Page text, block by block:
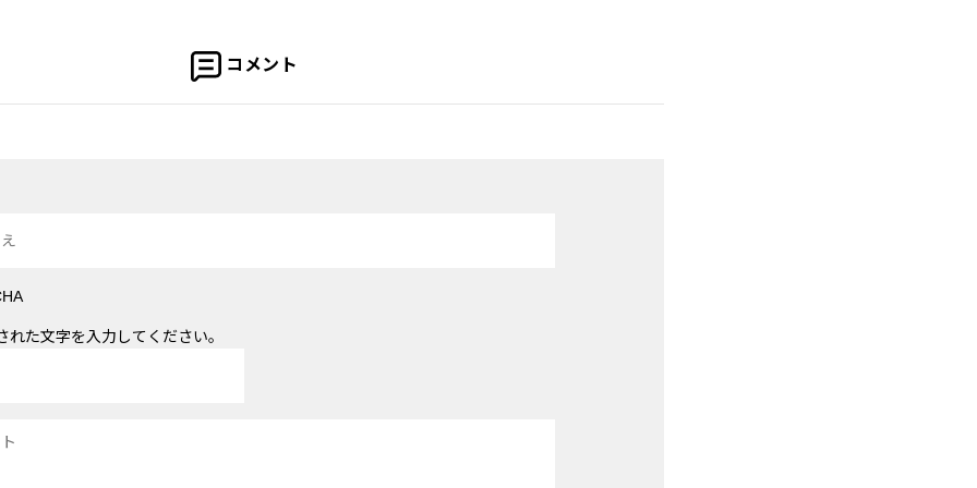
コメント
れた文字を入力してください。